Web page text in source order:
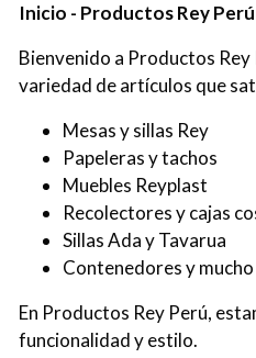
Inicio - Productos Rey Perú
Bienvenido a Productos
variedad de artículos que
Mesas y sillas Rey
Papeleras y tachos
Muebles Reyplast
Recolectores y cajas
Sillas Ada y Tavarua
Contenedores y mucho
En Productos Rey Perú,
funcionalidad y estilo.